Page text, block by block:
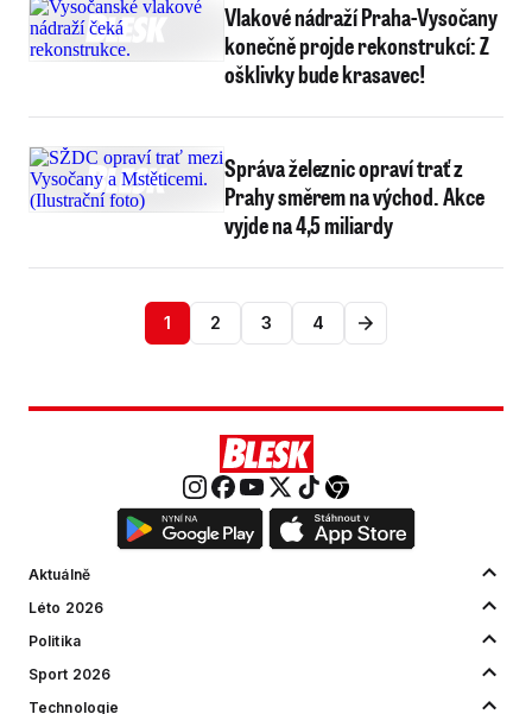
Vlakové nádraží Praha-Vysočany
konečně projde rekonstrukcí: Z
ošklivky bude krasavec!
Správa železnic opraví trať z
Prahy směrem na východ. Akce
vyjde na 4,5 miliardy
1 2 3 4
Aktuálně
Léto 2026
Politika
Sport 2026
Technologie